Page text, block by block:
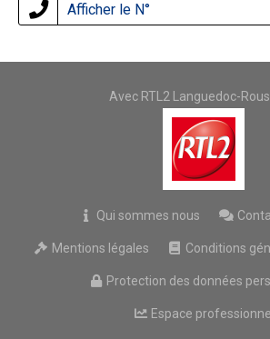
Afficher le N°
Avec RTL2 Languedoc-
Qui sommes nous
Mentions légales Conditions
Protection des données
Espace professionnel